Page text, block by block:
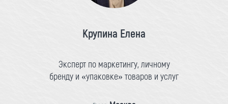
Крупина Елена
Эксперт по маркетингу, личному
бренду и «упаковке» товаров и услуг